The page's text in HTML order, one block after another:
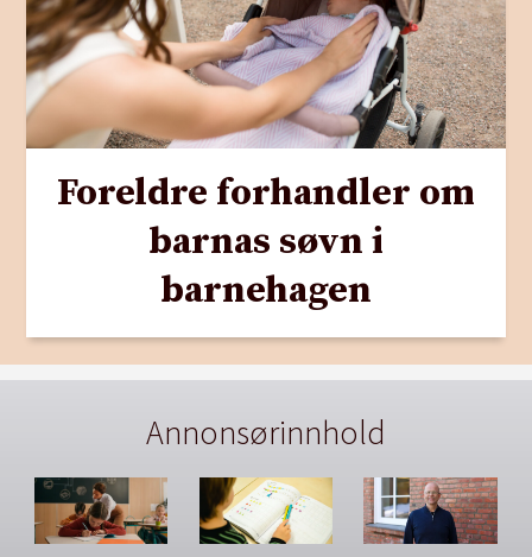
Foreldre forhandler om
barnas søvn i
barnehagen
Annonsørinnhold